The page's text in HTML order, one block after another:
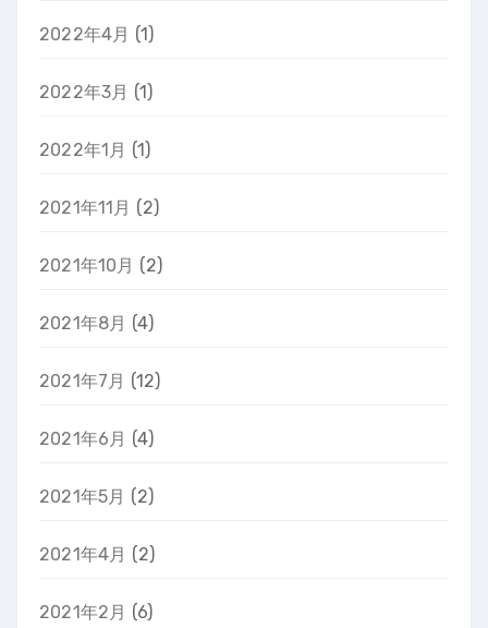
2022年4月 (1)
2022年3月 (1)
2022年1月 (1)
2021年11月 (2)
2021年10月 (2)
2021年8月 (4)
2021年7月 (12)
2021年6月 (4)
2021年5月 (2)
2021年4月 (2)
2021年2月 (6)